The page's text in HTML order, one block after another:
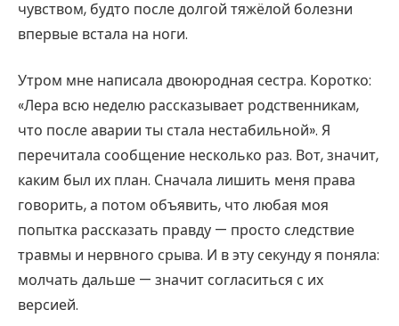
чувством, будто после долгой тяжёлой болезни
впервые встала на ноги.
Утром мне написала двоюродная сестра. Коротко:
«Лера всю неделю рассказывает родственникам,
что после аварии ты стала нестабильной». Я
перечитала сообщение несколько раз. Вот, значит,
каким был их план. Сначала лишить меня права
говорить, а потом объявить, что любая моя
попытка рассказать правду — просто следствие
травмы и нервного срыва. И в эту секунду я поняла:
молчать дальше — значит согласиться с их
версией.